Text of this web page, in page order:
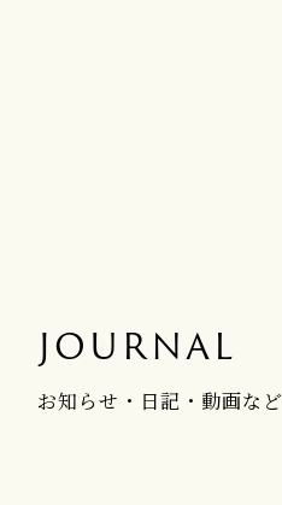
JOURNAL
お知らせ・日記・動画など